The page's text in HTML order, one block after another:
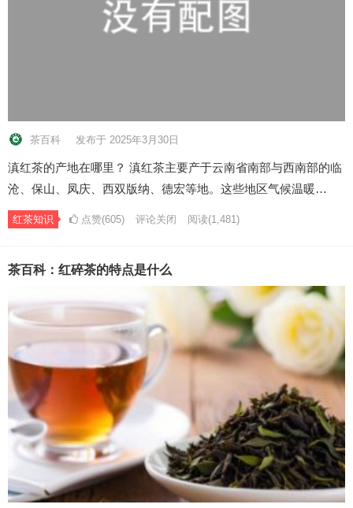
茶百科 发布于 2025年3月30日
滇红茶的产地在哪里？ 滇红茶主要产于云南省南部与西南部的临
沧、保山、凤庆、西双版纳、德宏等地。这些地区气候温暖…
红茶知识 点赞(605) 评论关闭 阅读(1,481)
茶百科：红碎茶的特点是什么